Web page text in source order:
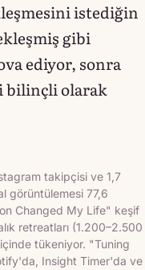
istediğin
gibi
ediyor, sonra
bilinçli olarak
takipçisi ve 1,7
görüntülemesi 77,6
Changed My Life" keşif
retreatları (1.200–2.500
tükeniyor. "Tuning
Insight Timer'da ve